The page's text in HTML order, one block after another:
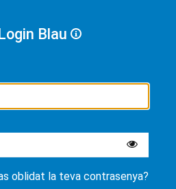
Blau
oblidat la teva contrasenya?